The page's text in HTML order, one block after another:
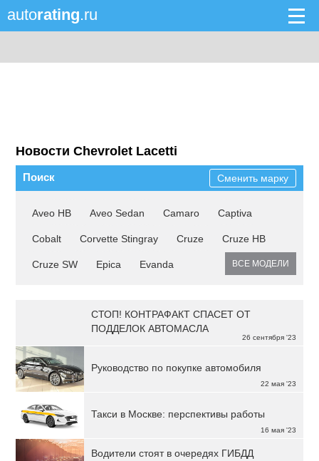
autorating.ru
Новости Chevrolet Lacetti
Поиск Сменить марку
Aveo HB Aveo Sedan Camaro Captiva
Cobalt Corvette Stingray Cruze Cruze HB
Cruze SW Epica Evanda ВСЕ МОДЕЛИ
26 сентября '23
СТОП! КОНТРАФАКТ СПАСЕТ ОТ
ПОДДЕЛОК АВТОМАСЛА
22 мая '23
Руководство по покупке автомобиля
16 мая '23
Такси в Москве: перспективы работы
Водители стоят в очередях ГИБДД